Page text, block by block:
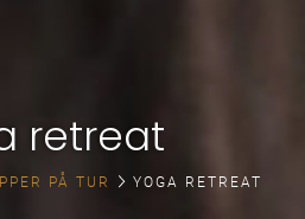
retreat
PÅ TUR YOGA RETREAT